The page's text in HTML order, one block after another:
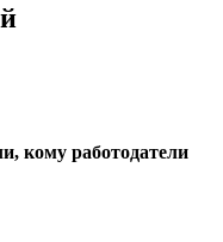
кому работодатели